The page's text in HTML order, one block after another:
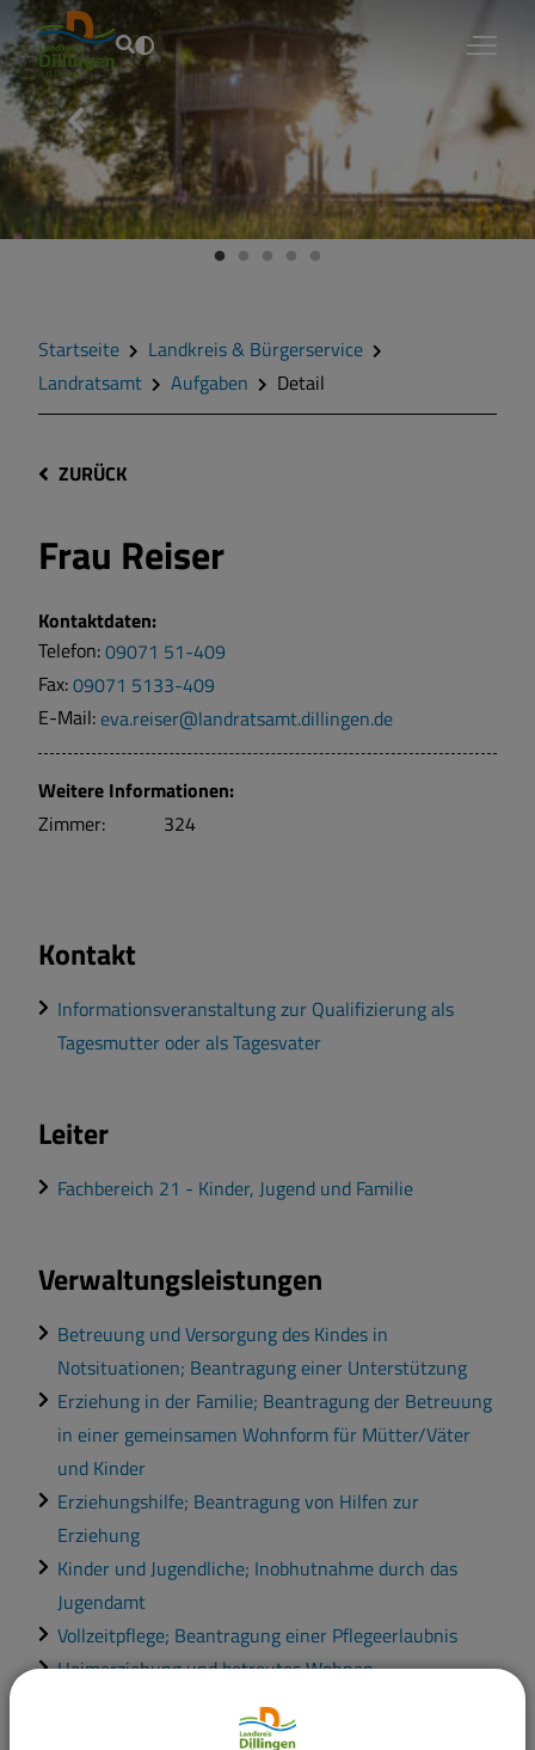
Fouad Vollmer
Startseite
Landkreis & Bürgerservice
Landratsamt
Aufgaben Detail
ZURÜCK
Frau Reiser
Kontaktdaten:
Telefon:09071 51-409
Fax:09071 5133-409
E-Mail:eva.reiser@landratsamt.dillingen.de
Weitere Informationen:
Zimmer:
324
Kontakt
Informationsveranstaltung zur Qualifizierung als
Tagesmutter oder als Tagesvater
Leiter
Fachbereich 21 - Kinder, Jugend und Familie
Verwaltungsleistungen
Betreuung und Versorgung des Kindes in
Notsituationen; Beantragung einer Unterstützung
Erziehung in der Familie; Beantragung der Betreuung
in einer gemeinsamen Wohnform für Mütter/Väter
und Kinder
Erziehungshilfe; Beantragung von Hilfen zur
Erziehung
Kinder und Jugendliche; Inobhutnahme durch das
Jugendamt
Vollzeitpflege; Beantragung einer Pflegeerlaubnis
Heimerziehung und betreutes Wohnen
Tagesgruppe, Erziehung in einer Tagesgruppe